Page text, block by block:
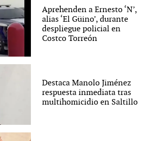
Aprehenden a Ernesto ‘N’,
alias ‘El Güino’, durante
despliegue policial en
Costco Torreón
Destaca Manolo Jiménez
respuesta inmediata tras
multihomicidio en Saltillo